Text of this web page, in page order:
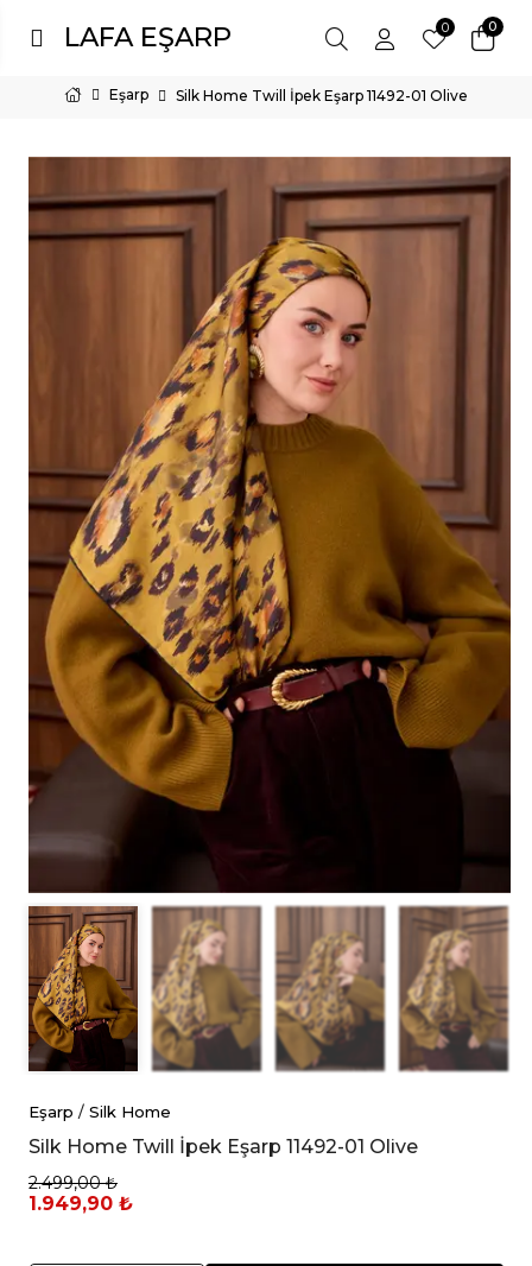
LAFA EŞARP 0
0
Eşarp Silk Home Twill İpek Eşarp 11492-01 Olive
Eşarp / Silk Home
Silk Home Twill İpek Eşarp 11492-01 Olive
2.499,00 ₺
1.949,90 ₺